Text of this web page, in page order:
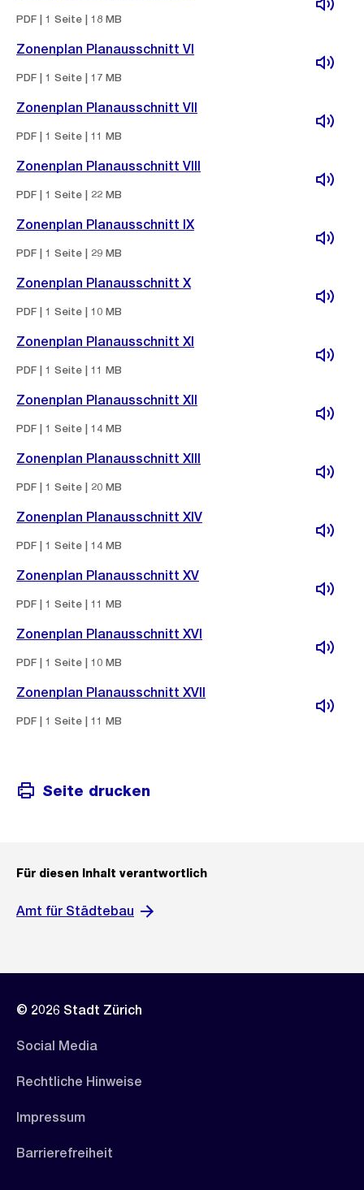
PDF | 1 Seite | 18 MB
Zonenplan Planausschnitt VI
PDF | 1 Seite | 17 MB
Zonenplan Planausschnitt VII
PDF | 1 Seite | 11 MB
Zonenplan Planausschnitt VIII
PDF | 1 Seite | 22 MB
Zonenplan Planausschnitt IX
PDF | 1 Seite | 29 MB
Zonenplan Planausschnitt X
PDF | 1 Seite | 10 MB
Zonenplan Planausschnitt XI
PDF | 1 Seite | 11 MB
Zonenplan Planausschnitt XII
PDF | 1 Seite | 14 MB
Zonenplan Planausschnitt XIII
PDF | 1 Seite | 20 MB
Zonenplan Planausschnitt XIV
PDF | 1 Seite | 14 MB
Zonenplan Planausschnitt XV
PDF | 1 Seite | 11 MB
Zonenplan Planausschnitt XVI
PDF | 1 Seite | 10 MB
Zonenplan Planausschnitt XVII
PDF | 1 Seite | 11 MB
Seite drucken
Für diesen Inhalt verantwortlich
Amt für Städtebau
© 2026 Stadt Zürich
Social Media
Rechtliche Hinweise
Impressum
Barrierefreiheit